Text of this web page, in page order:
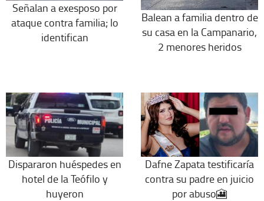
Señalan a exesposo por
ataque contra familia; lo
identifican
Balean a familia dentro de
su casa en la Campanario,
2 menores heridos
Dispararon huéspedes en
hotel de la Teófilo y
huyeron
Dafne Zapata testificaría
contra su padre en juicio
por abuso🎦